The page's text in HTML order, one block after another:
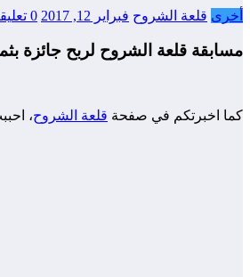
أخرى قلعة الشروح فبراير 12, 2017 0 تعليقات
مسابقة قلعة الشروح لربح جائزة بثمن 100
كما اخبرتكم في صفحة قلعة الشروح،